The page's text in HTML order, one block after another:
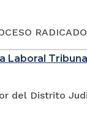
Laboral
del Distrito